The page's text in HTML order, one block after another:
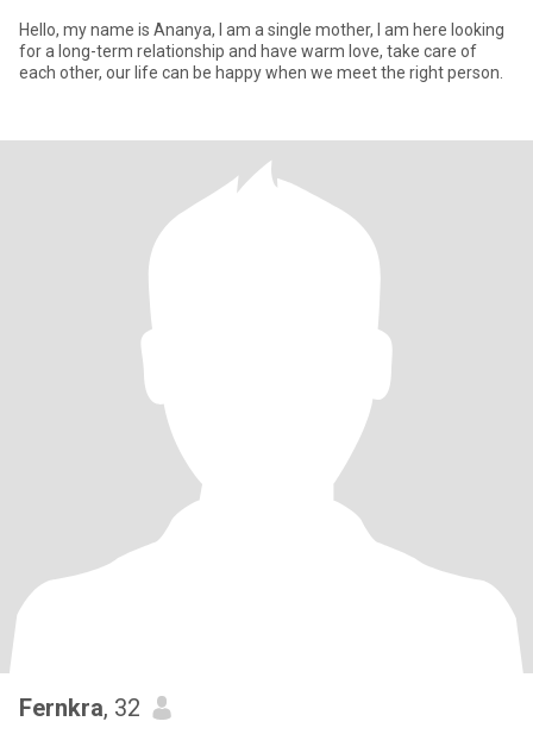
Hello, my name is Ananya, I am a single mother, I am here looking
for a long-term relationship and have warm love, take care of
each other, our life can be happy when we meet the right person.
Fernkra, 32